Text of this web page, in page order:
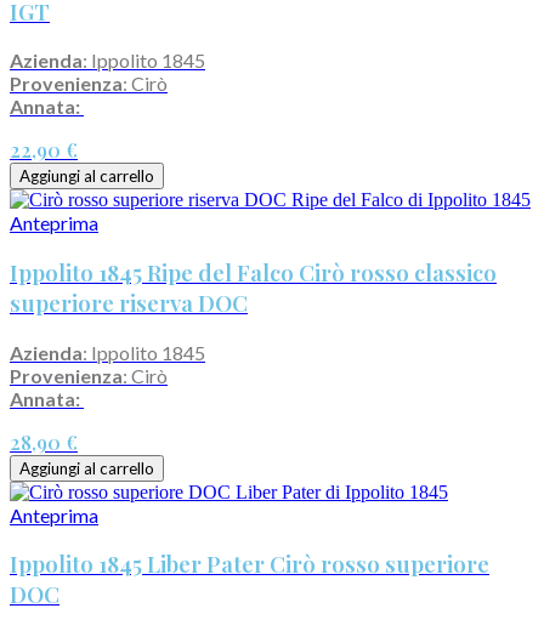
IGT
Azienda: Ippolito 1845
Provenienza: Cirò
Annata:
22,90 €
Aggiungi al carrello
Anteprima
Ippolito 1845 Ripe del Falco Cirò rosso classico
superiore riserva DOC
Azienda: Ippolito 1845
Provenienza: Cirò
Annata:
28,90 €
Aggiungi al carrello
Anteprima
Ippolito 1845 Liber Pater Cirò rosso superiore
DOC